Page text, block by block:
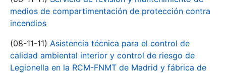
medios de compartimentación de protección contra
incendios
(08-11-11) Asistencia técnica para el control de
calidad ambiental interior y control de riesgo de
Legionella en la RCM-FNMT de Madrid y fábrica de